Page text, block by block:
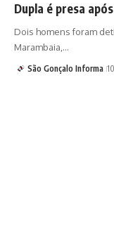
Dupla é presa
Dois homens foram
Marambaia,…
São Gonçalo Informa